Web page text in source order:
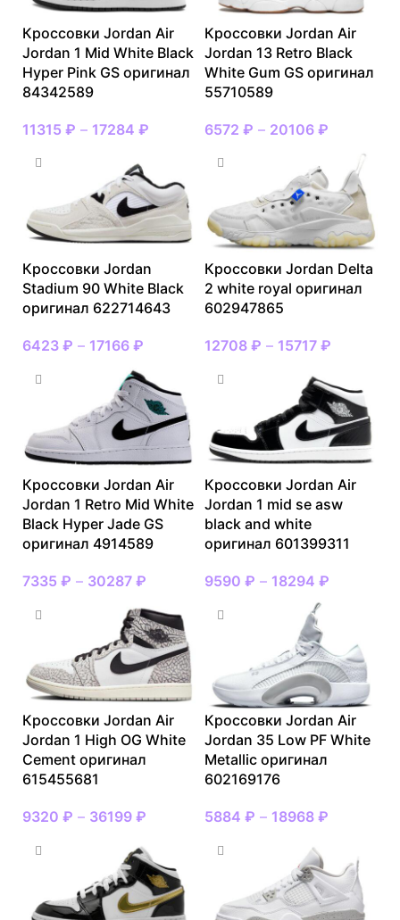
Кроссовки Jordan Air
Jordan 1 Mid White Black
Hyper Pink GS оригинал
84342589
11315 ₽ – 17284 ₽
Кроссовки Jordan Air
Jordan 13 Retro Black
White Gum GS оригинал
55710589
6572 ₽ – 20106 ₽
Кроссовки Jordan
Stadium 90 White Black
оригинал 622714643
6423 ₽ – 17166 ₽
Кроссовки Jordan Delta
2 white royal оригинал
602947865
12708 ₽ – 15717 ₽
Кроссовки Jordan Air
Jordan 1 Retro Mid White
Black Hyper Jade GS
оригинал 4914589
7335 ₽ – 30287 ₽
Кроссовки Jordan Air
Jordan 1 mid se asw
black and white
оригинал 601399311
9590 ₽ – 18294 ₽
Кроссовки Jordan Air
Jordan 1 High OG White
Cement оригинал
615455681
9320 ₽ – 36199 ₽
Кроссовки Jordan Air
Jordan 35 Low PF White
Metallic оригинал
602169176
5884 ₽ – 18968 ₽